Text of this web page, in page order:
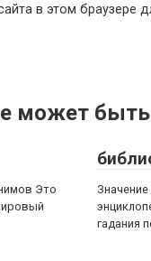
в этом браузере
может быть
Это
гадания